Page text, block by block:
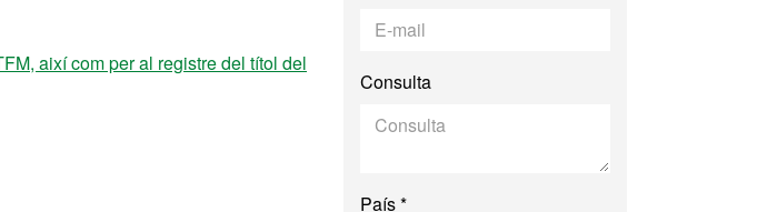
així com per al registre del títol del
Consulta
País *